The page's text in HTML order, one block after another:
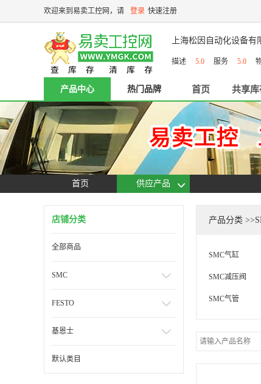
欢迎来到易卖工控网，请 登录 快速注册
上海松因自动化设备有
描述 5.0 服务 5.0
产品中心 热门品牌 首页 共享库
首页 供应产品
店铺分类
全部商品
SMC
FESTO
基恩士
默认类目
产品分类
SMC气缸
SMC减压阀
SMC气管